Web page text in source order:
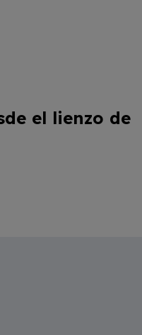
el lienzo de